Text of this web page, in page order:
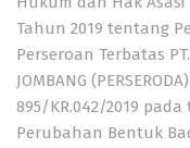
Tahun 2019 tentang
Perseroan Terbatas PT.
JOMBANG
895/KR.042/2019
Perubahan Bentuk